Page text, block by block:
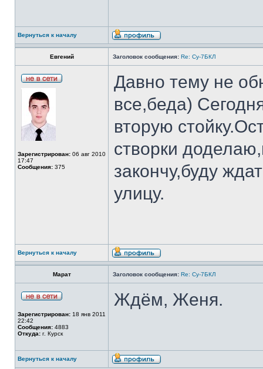
Вернуться к началу
Евгений Заголовок сообщения: Re: Су-7БКЛ
Зарегистрирован: 06 авг 2010
17:47
Сообщения: 375
Давно тему не
все,беда)
вторую
створки
закончу,буду
улицу.
Вернуться к началу
Марат Заголовок сообщения: Re: Су-7БКЛ
Зарегистрирован: 18 янв 2011
22:42
Сообщения: 4883
Откуда: г. Курск
Ждём, Женя.
Вернуться к началу